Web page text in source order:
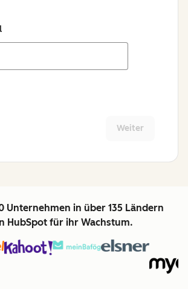
Weiter
Unternehmen in über 135 Ländern
HubSpot für ihr Wachstum.